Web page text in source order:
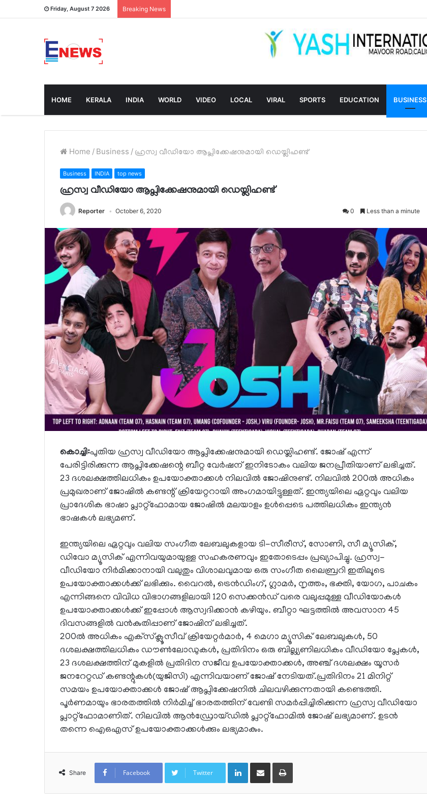
Friday, August 7 2026 Breaking News
HOME KERALA INDIA WORLD VIDEO LOCAL VIRAL SPORTS EDUCATION BUSINESS
Home / Business / ഹ്രസ്വ വീഡിയോ ആപ്ലിക്കേഷനുമായി ഡെയ്ലിഹണ്ട്
Business INDIA top news
ഹ്രസ്വ വീഡിയോ ആപ്ലിക്കേഷനുമായി ഡെയ്ലിഹണ്ട്
Reporter October 6, 2020 0 Less than a minute
കൊച്ചി:പുതിയ ഹ്രസ്വ വീഡിയോ ആപ്ലിക്കേഷനുമായി ഡെയ്ലിഹണ്ട്. ജോഷ് എന്ന്
പേരിട്ടിരിക്കുന്ന ആപ്ലിക്കേഷന്റെ ബീറ്റ വേര്‍ഷന് ഇനിടോകം വലിയ ജനപ്രീതിയാണ് ലഭിച്ചത്.
23 ദശലക്ഷത്തിലധികം ഉപയോക്താക്കള്‍ നിലവില്‍ ജോഷിനുണ്ട്. നിലവില്‍ 200ല്‍ അധികം
പ്രമുഖരാണ് ജോഷില്‍ കണ്ടന്റ് ക്രിയേറ്ററായി അംഗമായിട്ടുള്ളത്. ഇന്ത്യയിലെ ഏറ്റവും വലിയ
പ്രാദേശിക ഭാഷാ പ്ലാറ്റ്ഫോമായ ജോഷില്‍ മലയാളം ഉള്‍പ്പെടെ പത്തിലധികം ഇന്ത്യന്‍
ഭാഷകള്‍ ലഭ്യമണ്.
ഇന്ത്യയിലെ ഏറ്റവും വലിയ സംഗീത ലേബലുകളായ ടി-സീരീസ്, സോണി, സീ മ്യൂസിക്,
ഡിവോ മ്യൂസിക് എന്നിവയുമായുള്ള സഹകരണവും ഇതോടെപ്പം പ്രഖ്യാപിച്ചു. ഹ്രസ്വ-
വീഡിയോ നിര്‍മിക്കാനായി വലുതും വിശാലവുമായ ഒരു സംഗീത ലൈബ്രറി ഇതിലൂടെ
ഉപയോക്താക്കള്‍ക്ക് ലഭിക്കും. വൈറല്‍, ട്രെന്‍ഡിംഗ്, ഗ്ലാമര്‍, നൃത്തം, ഭക്തി, യോഗ, പാചകം
എന്നിങ്ങനെ വിവിധ വിഭാഗങ്ങളിലായി 120 സെക്കന്‍ഡ് വരെ വലുപ്പമുള്ള വീഡിയോകള്‍
ഉപയോക്താക്കള്‍ക്ക് ഇപ്പോള്‍ ആസ്വദിക്കാന്‍ കഴിയും. ബീറ്റാ ഘട്ടത്തില്‍ അവസാന 45
ദിവസങ്ങളില്‍ വന്‍കുതിപ്പാണ് ജോഷിന് ലഭിച്ചത്.
200ല്‍ അധികം എക്‌സ്‌ക്ലൂസീവ് ക്രിയേറ്റര്‍മാര്‍, 4 മെഗാ മ്യൂസിക് ലേബലുകള്‍, 50
ദശലക്ഷത്തിലധികം ഡൗണ്‍ലോഡുകള്‍, പ്രതിദിനം ഒരു ബില്ല്യണിലധികം വീഡിയോ പ്ലേകള്‍,
23 ദശലക്ഷത്തിന് മുകളില്‍ പ്രതിദിന സജീവ ഉപയോക്താക്കള്‍, അഞ്ച് ദശലക്ഷം യൂസര്‍
ജനറേറ്റഡ് കണ്ടന്റുകള്‍(യുജിസി) എന്നിവയാണ് ജോഷ് നേടിയത്.പ്രതിദിനം 21 മിനിറ്റ്
സമയം ഉപയോക്താക്കള്‍ ജോഷ് ആപ്ലിക്കേഷനില്‍ ചിലവഴിക്കുന്നതായി കണ്ടെത്തി.
പൂര്‍ണമായും ഭാരതത്തില്‍ നിര്‍മിച്ച് ഭാരതത്തിന് വേണ്ടി സമര്‍പ്പിച്ചിരിക്കുന്ന ഹ്രസ്വ വീഡിയോ
പ്ലാറ്റ്ഫോമാണിത്. നിലവില്‍ ആന്‍ഡ്രോയ്ഡില്‍ പ്ലാറ്റ്ഫോമില്‍ ജോഷ് ലഭ്യമാണ്. ഉടന്‍
തന്നെ ഐഒഎസ് ഉപയോക്താക്കള്‍ക്കും ലഭ്യമാകും.
Share Facebook Twitter
LinkedInShare via Email Print